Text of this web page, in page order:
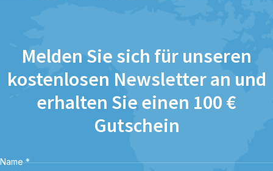
Melden Sie sich für unseren
kostenlosen Newsletter an und
erhalten Sie einen 100 €
Gutschein
Name *